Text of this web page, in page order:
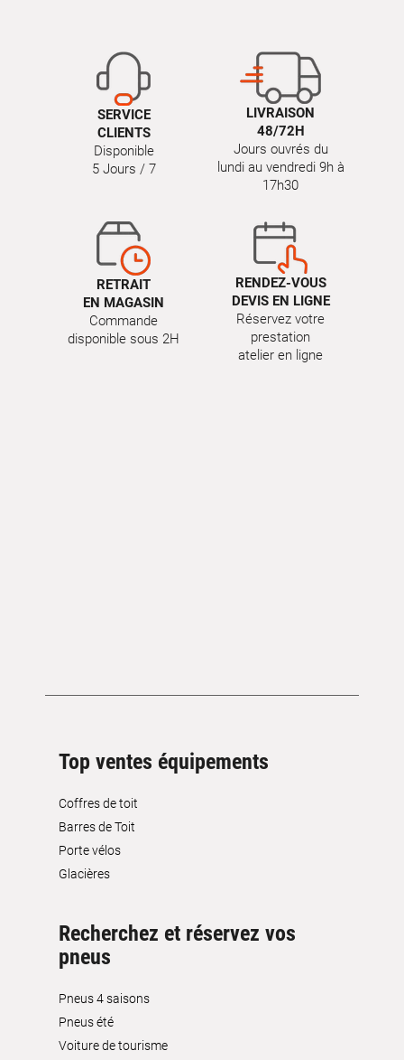
SERVICE
CLIENTS
Disponible
5 Jours / 7
LIVRAISON
48/72H
Jours ouvrés du
lundi au vendredi 9h à
17h30
RETRAIT
EN MAGASIN
Commande
disponible sous 2H
RENDEZ-VOUS
DEVIS EN LIGNE
Réservez votre
prestation
atelier en ligne
Top ventes équipements
Coffres de toit
Barres de Toit
Porte vélos
Glacières
Recherchez et réservez vos
pneus
Pneus 4 saisons
Pneus été
Voiture de tourisme